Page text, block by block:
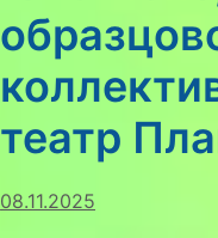
театр
08.11.2025